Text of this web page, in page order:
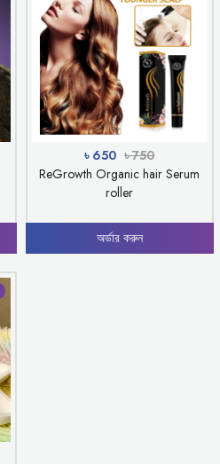
৳ 650 ৳ 750
ReGrowth Organic hair Serum
roller
অর্ডার করুন